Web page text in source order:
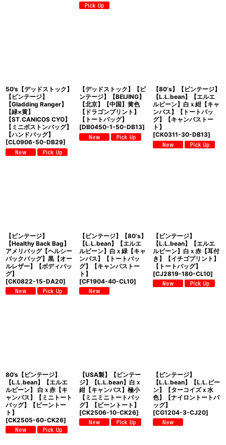
50's【デッドストック】
【ビンテージ】
【Gladding Ranger】
【緑×黄】
【ST.CANICOS CYO】
【ミニボストンバッグ】
【ハンドバッグ】
[CL0906-50-DB29]
【デッドストック】【ビ
ンテージ】【BEIJING】
【北京】【中国】黄色
【ドラゴンプリント】
【トートバッグ】
[DB0450-1-50-DB13]
【80’s】【ビンテージ】
【L.L.bean】【エルエ
ルビーン】白ｘ紺【キャ
ンバス】【トートバッ
グ】【キャンパストー
ト】
[CK0311-30-DB13]
【ビンテージ】
【Healthy Back Bag】
アメリバッグ【ヘルシー
バックバッグ】黒【オー
ルレザー】【ボディバッ
グ】
[CK0822-15-DA20]
【ビンテージ】【80’s】
【L.L.bean】【エルエ
ルビーン】白ｘ緑【キャ
ンバス】【トートバッ
グ】【キャンパストー
ト】
[CF1904-40-CL10]
【ビンテージ】
【L.L.bean】【エルエ
ルビーン】白ｘ赤【耳付
き】【イチゴプリント】
【トートバッグ】
[CJ2819-180-CL10]
80's【ビンテージ】
【L.L.bean】【エルエ
ルビーン】 白ｘ赤【キ
ャンバス】【ミニトート
バッグ】【ビーントー
ト】
[CK2505-60-CK26]
【USA製】【ビンテー
ジ】【L.L.bean】白ｘ
紺【キャンバス】極小
【ミニミニトートバッ
グ】【ビーントート】
[CK2506-10-CK26]
【ビンテージ】
【L.L.bean】【L.L.ビー
ン】【ターコイズｘ水
色】【ナイロントートバ
ッグ】
[CG1204-3-CJ20]